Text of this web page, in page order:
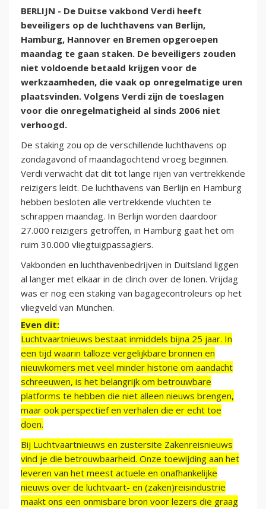
BERLIJN - De Duitse vakbond Verdi heeft
beveiligers op de luchthavens van Berlijn,
Hamburg, Hannover en Bremen opgeroepen
maandag te gaan staken. De beveiligers zouden
niet voldoende betaald krijgen voor de
werkzaamheden, die vaak op onregelmatige uren
plaatsvinden. Volgens Verdi zijn de toeslagen
voor die onregelmatigheid al sinds 2006 niet
verhoogd.
De staking zou op de verschillende luchthavens op
zondagavond of maandagochtend vroeg beginnen.
Verdi verwacht dat dit tot lange rijen van vertrekkende
reizigers leidt. De luchthavens van Berlijn en Hamburg
hebben besloten alle vertrekkende vluchten te
schrappen maandag. In Berlijn worden daardoor
27.000 reizigers getroffen, in Hamburg gaat het om
ruim 30.000 vliegtuigpassagiers.
Vakbonden en luchthavenbedrijven in Duitsland liggen
al langer met elkaar in de clinch over de lonen. Vrijdag
was er nog een staking van bagagecontroleurs op het
vliegveld van München.
Even dit:
Luchtvaartnieuws bestaat inmiddels bijna 25 jaar. In
een tijd waarin talloze vergelijkbare bronnen en
nieuwkomers met veel minder historie om aandacht
schreeuwen, is het belangrijk om betrouwbare
platforms te hebben die niet alleen nieuws brengen,
maar ook perspectief en verhalen die er echt toe
doen.
Bij Luchtvaartnieuws en zustersite Zakenreisnieuws
vind je die betrouwbaarheid. Onze toewijding aan het
leveren van het meest actuele en onafhankelijke
nieuws over de luchtvaart- en (zaken)reisindustrie
maakt ons een onmisbare bron voor lezers die graag